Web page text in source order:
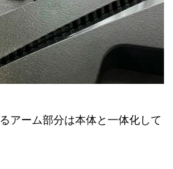
アーム部分は本体と一体化して